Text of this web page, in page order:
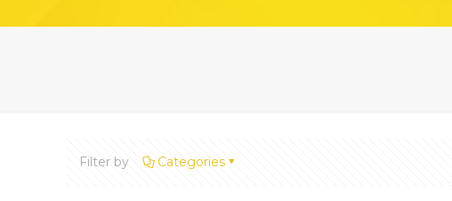
Filter by Categories